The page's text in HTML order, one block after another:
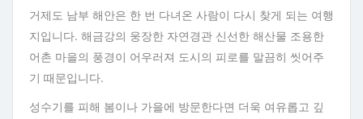
거제도 남부 해안은 한 번 다녀온 사람이 다시 찾게 되는 여행
지입니다. 해금강의 웅장한 자연경관 신선한 해산물 조용한
어촌 마을의 풍경이 어우러져 도시의 피로를 말끔히 씻어주
기 때문입니다.
성수기를 피해 봄이나 가을에 방문한다면 더욱 여유롭고 깊